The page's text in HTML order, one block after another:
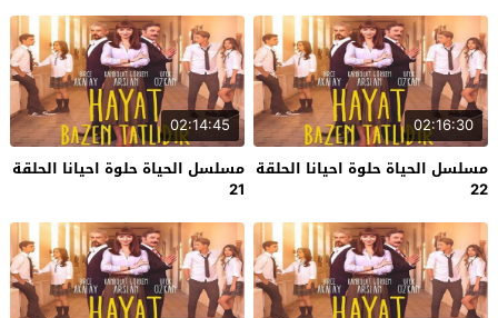
02:16:30
مسلسل الحياة حلوة احيانا الحلقة
22
02:14:45
مسلسل الحياة حلوة احيانا الحلقة
21